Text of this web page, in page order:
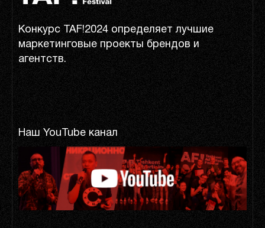
Конкурс TAF!2024 определяет лучшие
маркетинговые проекты брендов и
агентств.
Наш YouTube канал